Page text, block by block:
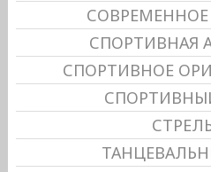
СПОРТИВНАЯ
СПОРТИВНОЕ